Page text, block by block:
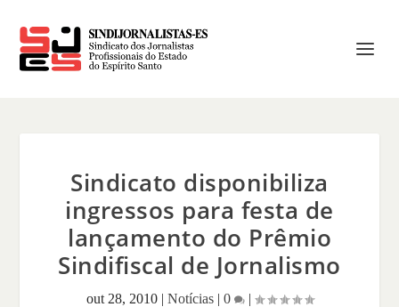
Sindicato disponibiliza
ingressos para festa de
lançamento do Prêmio
Sindifiscal de Jornalismo
out 28, 2010| Notícias| 0 |